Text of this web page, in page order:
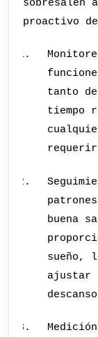
sobresalen
proactivo
tanto
tiempo
requerir
buena
sueño,
ajustar